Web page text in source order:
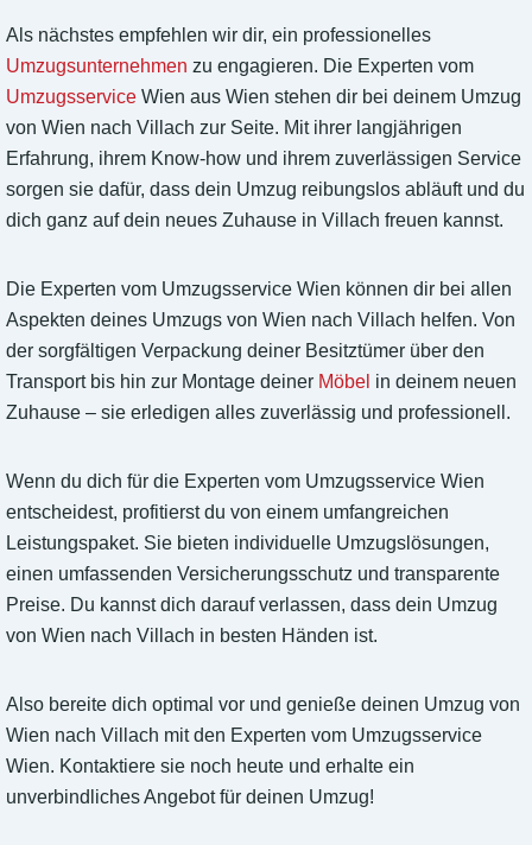
Als nächstes empfehlen wir dir, ein professionelles
Umzugsunternehmen zu engagieren. Die Experten vom
Umzugsservice Wien aus Wien stehen dir bei deinem Umzug
von Wien nach Villach zur Seite. Mit ihrer langjährigen
Erfahrung, ihrem Know-how und ihrem zuverlässigen Service
sorgen sie dafür, dass dein Umzug reibungslos abläuft und du
dich ganz auf dein neues Zuhause in Villach freuen kannst.
Die Experten vom Umzugsservice Wien können dir bei allen
Aspekten deines Umzugs von Wien nach Villach helfen. Von
der sorgfältigen Verpackung deiner Besitztümer über den
Transport bis hin zur Montage deiner Möbel in deinem neuen
Zuhause – sie erledigen alles zuverlässig und professionell.
Wenn du dich für die Experten vom Umzugsservice Wien
entscheidest, profitierst du von einem umfangreichen
Leistungspaket. Sie bieten individuelle Umzugslösungen,
einen umfassenden Versicherungsschutz und transparente
Preise. Du kannst dich darauf verlassen, dass dein Umzug
von Wien nach Villach in besten Händen ist.
Also bereite dich optimal vor und genieße deinen Umzug von
Wien nach Villach mit den Experten vom Umzugsservice
Wien. Kontaktiere sie noch heute und erhalte ein
unverbindliches Angebot für deinen Umzug!